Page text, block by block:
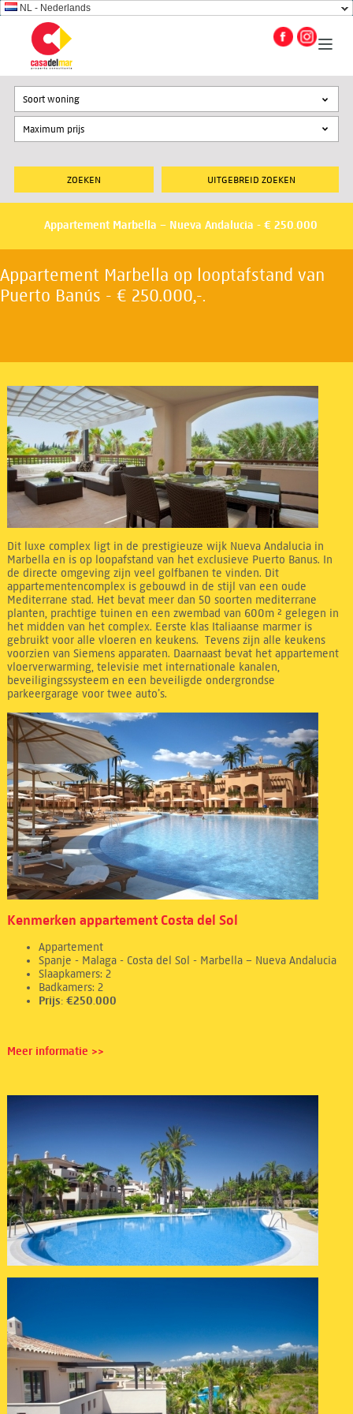
NL - Nederlands
UITGEBREID ZOEKEN
Soort woning
Appartement Marbella – Nueva Andalucia - € 250.000
Appartement Marbella op looptafstand van
Puerto Banús - € 250.000,-.
Dit luxe complex ligt in de prestigieuze wijk Nueva Andalucia in
Marbella en is op loopafstand van het exclusieve Puerto Banus. In
de directe omgeving zijn veel golfbanen te vinden. Dit
appartementencomplex is gebouwd in de stijl van een oude
Mediterrane stad. Het bevat meer dan 50 soorten mediterrane
planten, prachtige tuinen en een zwembad van 600m ² gelegen in
het midden van het complex. Eerste klas Italiaanse marmer is
gebruikt voor alle vloeren en keukens. Tevens zijn alle keukens
voorzien van Siemens apparaten. Daarnaast bevat het appartement
vloerverwarming, televisie met internationale kanalen,
beveiligingssysteem en een beveiligde ondergrondse
parkeergarage voor twee auto’s.
Kenmerken appartement Costa del Sol
Appartement
Spanje - Malaga - Costa del Sol - Marbella – Nueva Andalucia
Slaapkamers: 2
Badkamers: 2
Prijs: €250.000
Meer informatie >>